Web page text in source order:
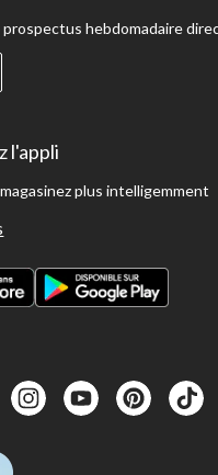
hebdomadaire
l'appli
plus intelligemment